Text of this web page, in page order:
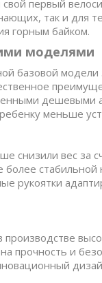
первый
так и для
горным байком.
моделями
базовой
дешевыми
меньше
снизили вес за
стабильной
рукоятки
прочность и